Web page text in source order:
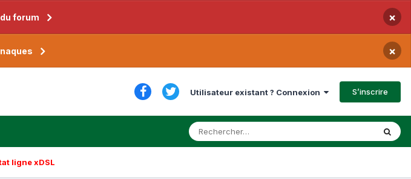
forum ×
×
Utilisateur existant ? Connexion S’inscrire
ligne xDSL